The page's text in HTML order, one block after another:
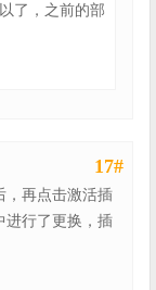
了，之前的部
17#
，再点击激活插
进行了更换，插